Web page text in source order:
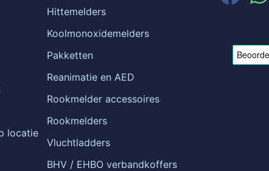
locatie
Hittemelders
Koolmonoxidemelders
Pakketten
Reanimatie en AED
Rookmelder accessoires
Rookmelders
Vluchtladders
BHV / EHBO verbandkoffers